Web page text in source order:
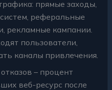
прямые заходы,
реферальные
рекламные кампании.
пользователи,
каналы привлечения.
– процент
веб-ресурс после